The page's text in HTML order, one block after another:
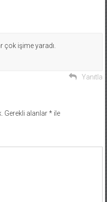
çok işime yaradı.
Yanıtla
Gerekli alanlar*ile